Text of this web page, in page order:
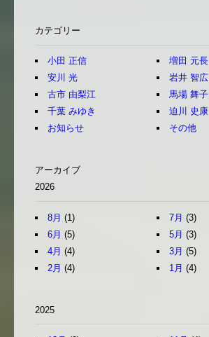
カテゴリー
小田 正信
増田 元長
安川 光
岩井 智広
古市 由梨江
馬場 舞子
千葉 みゆき
迫川 史康
お知らせ
その他
アーカイブ
2026
8月 (1) 7月 (3)
6月 (5) 5月 (3)
4月 (4) 3月 (5)
2月 (4) 1月 (4)
2025